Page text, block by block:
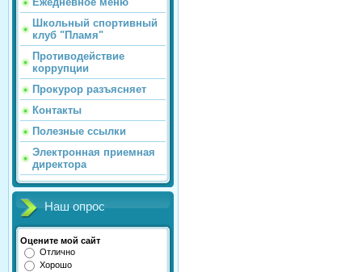
Школьный спортивный
клуб "Пламя"
Противодействие
коррупции
Прокурор разъясняет
Контакты
Полезные ссылки
Электронная приемная
директора
Наш опрос
Оцените мой сайт
Отлично
Хорошо